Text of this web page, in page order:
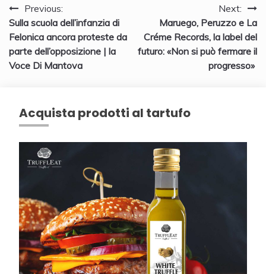
Navigazione
articoli
Previous:
Sulla scuola dell’infanzia di
Felonica ancora proteste da
parte dell’opposizione | la
Voce Di Mantova
Next:
Maruego, Peruzzo e La
Créme Records, la label del
futuro: «Non si può fermare il
progresso»
Acquista prodotti al tartufo